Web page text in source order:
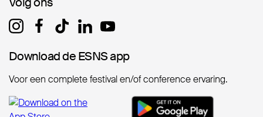
Download de ESNS app
Download de ESNS app
Voor een complete festival en/of conference ervaring.